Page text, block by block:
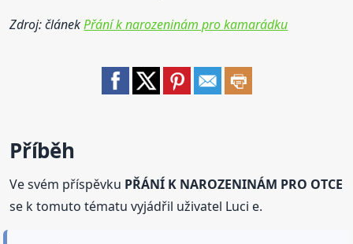
Zdroj: článekPřání k narozeninám pro kamarádku
Příběh
Ve svém příspěvku PŘÁNÍ K NAROZENINÁM PRO OTCE
se k tomuto tématu vyjádřil uživatel Luci e.